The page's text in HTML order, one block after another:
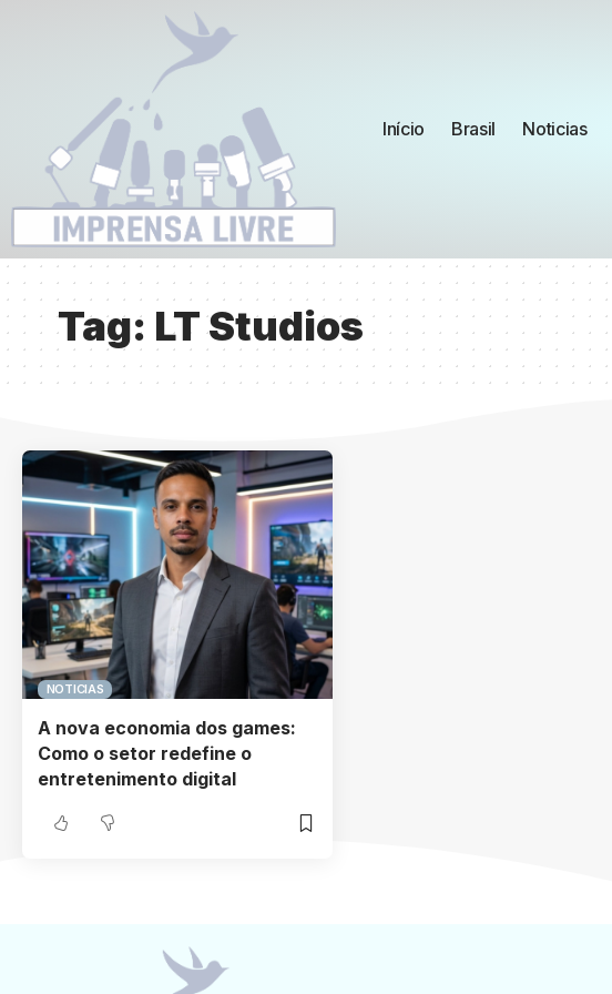
Início Brasil Noticias
Tag: LT Studios
NOTICIAS
A nova economia dos games:
Como o setor redefine o
entretenimento digital